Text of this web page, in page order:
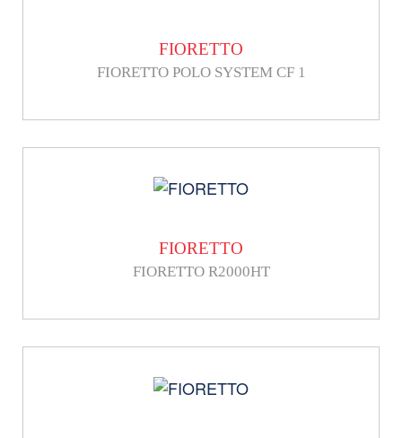
FIORETTO
FIORETTO POLO SYSTEM CF 1
FIORETTO
FIORETTO R2000HT